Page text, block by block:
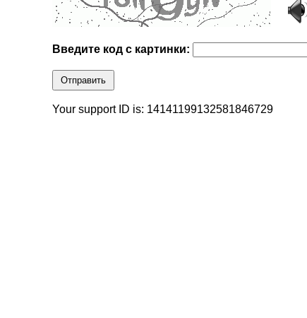
Введите код с картинки:
Отправить
Your support ID is: 14141199132581846729